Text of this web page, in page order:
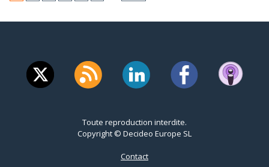
Toute reproduction interdite.
Copyright © Decideo Europe SL
Contact